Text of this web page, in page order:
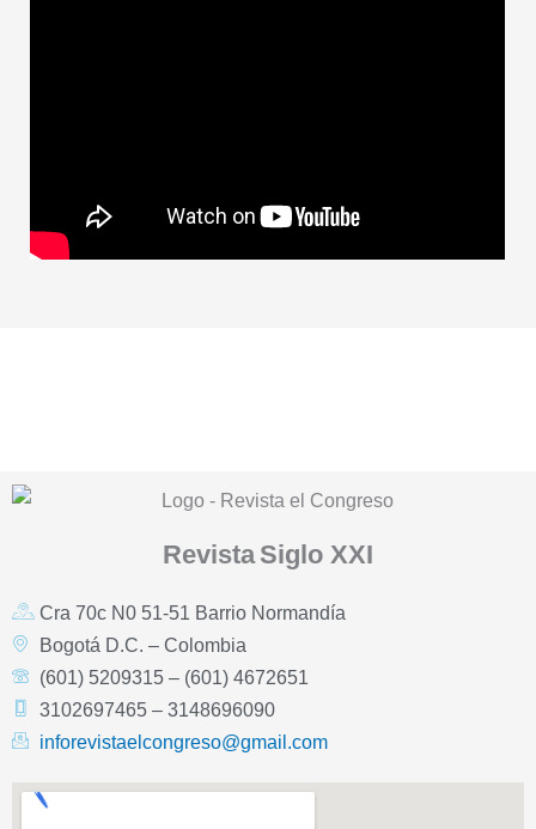
Revista Siglo XXI
Cra 70c N0 51-51 Barrio Normandía
Bogotá D.C. – Colombia
(601) 5209315 – (601) 4672651
3102697465 – 3148696090
inforevistaelcongreso@gmail.com